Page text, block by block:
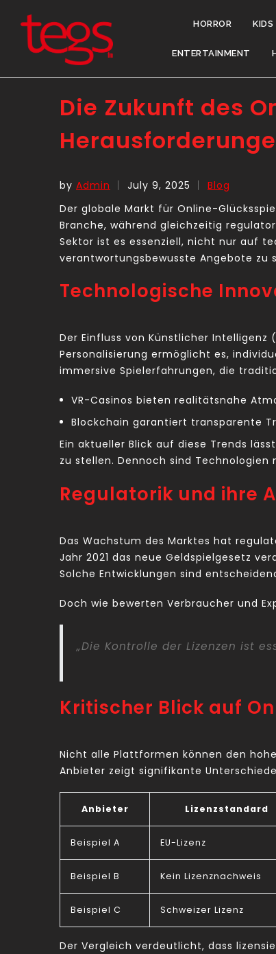
HORROR KIDS
ENTERTAINMENT
Die Zukunft des
by Admin July 9, 2025
Blog
Der globale Markt für Online-
Branche, während gleichzeitig
Sektor ist es essenziell, nicht nur auf
verantwortungsbewusste Angebote zu
Technologische
Der Einfluss von Künstlicher
Personalisierung ermöglicht es,
immersive Spielerfahrungen, die
VR-Casinos bieten realitätsnahe
Blockchain garantiert transparente
Ein aktueller Blick auf diese Trends
zu stellen. Dennoch sind
Regulatorik und ihre
Das Wachstum des Marktes hat
Jahr 2021 das neue Geldspielgesetz
Solche Entwicklungen sind
Doch wie bewerten Verbraucher und
„Die Kontrolle der Lizenzen ist
Kritischer Blick auf
Nicht alle Plattformen können den
Anbieter zeigt signifikante
Anbieter Lizenzstandard
Beispiel A EU-Lizenz
Beispiel B Kein Lizenznachweis
Beispiel C Schweizer Lizenz
Der Vergleich verdeutlicht, dass